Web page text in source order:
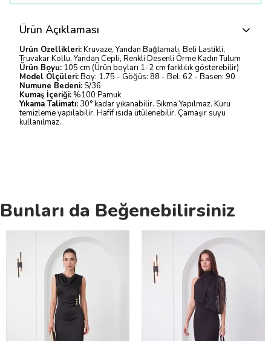
Ürün Açıklaması
Ürün Özellikleri:Kruvaze, Yandan Bağlamalı, Beli Lastikli,
Truvakar Kollu, Yandan Cepli, Renkli Desenli Örme Kadın Tulum
Ürün Boyu: 105 cm (Ürün boyları 1-2 cm farklılık gösterebilir)
Model Ölçüleri:Boy: 1.75 - Göğüs: 88 - Bel: 62 - Basen: 90
Numune Bedeni: S/36
Kumaş İçeriği: %100 Pamuk
Yıkama Talimatı:30° kadar yıkanabilir. Sıkma Yapılmaz. Kuru
temizleme yapılabilir. Hafif ısıda ütülenebilir. Çamaşır suyu
kullanılmaz.
Bunları da Beğenebilirsiniz